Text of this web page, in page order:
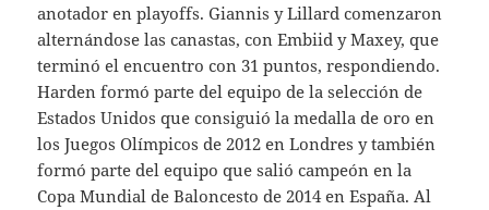
anotador en playoffs. Giannis y Lillard comenzaron
alternándose las canastas, con Embiid y Maxey, que
terminó el encuentro con 31 puntos, respondiendo.
Harden formó parte del equipo de la selección de
Estados Unidos que consiguió la medalla de oro en
los Juegos Olímpicos de 2012 en Londres y también
formó parte del equipo que salió campeón en la
Copa Mundial de Baloncesto de 2014 en España. Al